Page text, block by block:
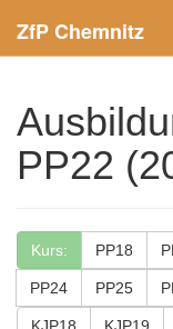
ZfP Chemnitz
PP22
Kurs: PP18
PP24 PP25